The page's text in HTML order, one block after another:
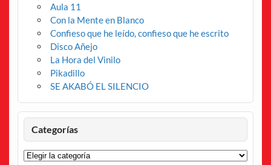
Aula 11
Con la Mente en Blanco
Confieso que he leído, confieso que he escrito
Disco Añejo
La Hora del Vinilo
Pikadillo
SE AKABÓ EL SILENCIO
Categorías
Categorías